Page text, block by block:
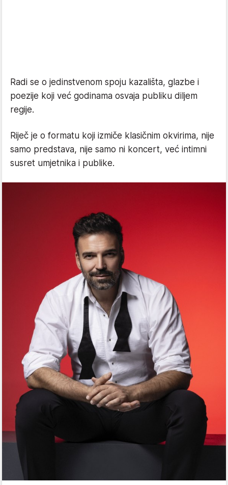
Radi se o jedinstvenom spoju kazališta, glazbe i
poezije koji već godinama osvaja publiku diljem
regije.
Riječ je o formatu koji izmiče klasičnim okvirima, nije
samo predstava, nije samo ni koncert, već intimni
susret umjetnika i publike.